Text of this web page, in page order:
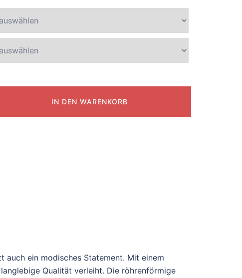
IN DEN WARENKORB
auch ein modisches Statement. Mit einem
Qualität verleiht. Die röhrenförmige